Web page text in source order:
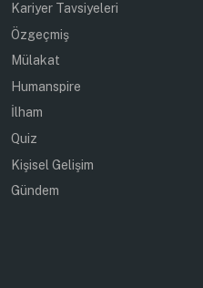
Kariyer Tavsiyeleri
Özgeçmiş
Mülakat
Humanspire
İlham
Quiz
Kişisel Gelişim
Gündem